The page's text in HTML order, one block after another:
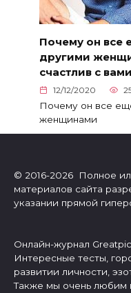
Почему он все
другими
счастлив с вами
12/12/2020
Почему он все
женщинами
© 2016-2026 Полное
материалов сайта
указании прямой
Онлайн-журнал
Интересные тесты,
развитии личности,
Также мы очень любим